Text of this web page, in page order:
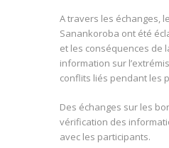
A travers les échanges,
Sanankoroba ont été
et les conséquences de
information sur
conflits liés pendant les
Des échanges sur les
vérification des
avec les participants.